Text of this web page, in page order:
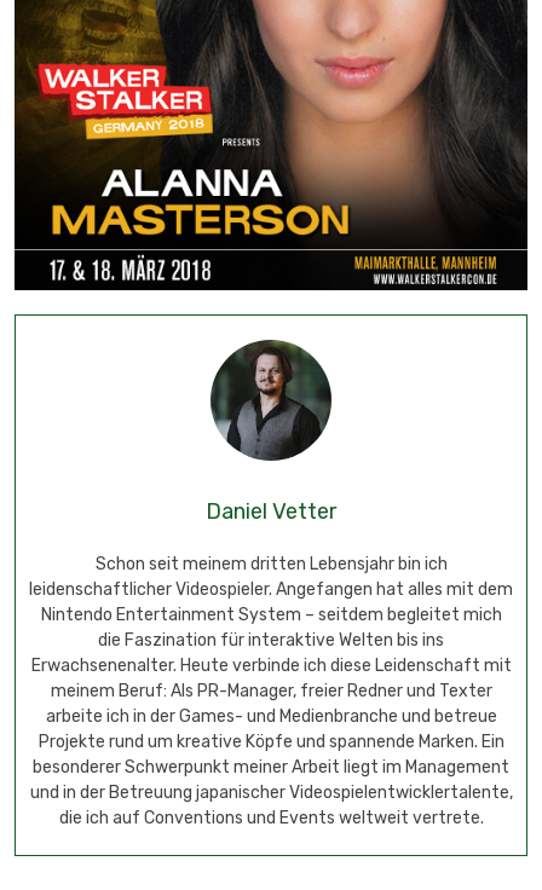
Daniel Vetter
Schon seit meinem dritten Lebensjahr bin ich
leidenschaftlicher Videospieler. Angefangen hat alles mit dem
Nintendo Entertainment System – seitdem begleitet mich
die Faszination für interaktive Welten bis ins
Erwachsenenalter. Heute verbinde ich diese Leidenschaft mit
meinem Beruf: Als PR-Manager, freier Redner und Texter
arbeite ich in der Games- und Medienbranche und betreue
Projekte rund um kreative Köpfe und spannende Marken. Ein
besonderer Schwerpunkt meiner Arbeit liegt im Management
und in der Betreuung japanischer Videospielentwicklertalente,
die ich auf Conventions und Events weltweit vertrete.